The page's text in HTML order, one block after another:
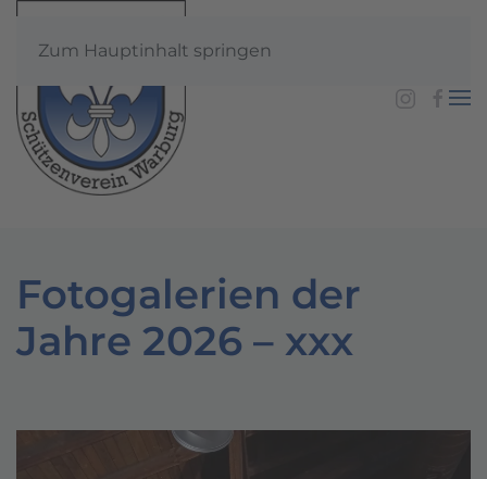
Zum Hauptinhalt springen
Fotogalerien der
Jahre 2026 – xxx